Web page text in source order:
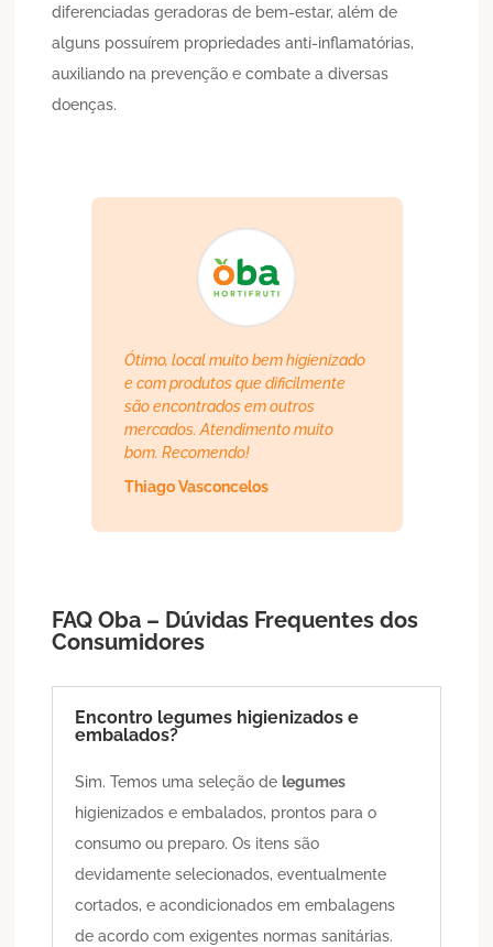
diferenciadas geradoras de bem-estar, além de
alguns possuírem propriedades anti-inflamatórias,
auxiliando na prevenção e combate a diversas
doenças.
Ótimo, local muito bem higienizado
e com produtos que dificilmente
são encontrados em outros
mercados. Atendimento muito
bom. Recomendo!
Thiago Vasconcelos
FAQ Oba – Dúvidas Frequentes dos
Consumidores
Encontro legumes higienizados e
embalados?
Sim. Temos uma seleção delegumes
higienizados e embalados, prontos para o
consumo ou preparo. Os itens são
devidamente selecionados, eventualmente
cortados, e acondicionados em embalagens
de acordo com exigentes normas sanitárias.